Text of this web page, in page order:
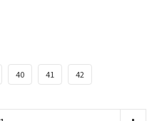
40 41 42